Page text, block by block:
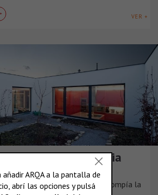
VER +
Austria
utilizado como viñedo, rompía la